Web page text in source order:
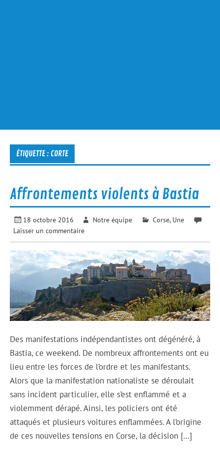
ÉTIQUETTE : CORTE
Affrontements violents à Bastia
18 octobre 2016 Notre équipe Corse, Une
Laisser un commentaire
Des manifestations indépendantistes ont dégénéré, à
Bastia, ce weekend. De nombreux affrontements ont eu
lieu entre les forces de l’ordre et les manifestants.
Alors que la manifestation nationaliste se déroulait
sans incident particulier, elle s’est enflammé et a
violemment dérapé. Ainsi, les policiers ont été
attaqués et plusieurs voitures enflammées. A l’origine
de ces nouvelles tensions en Corse, la décision […]